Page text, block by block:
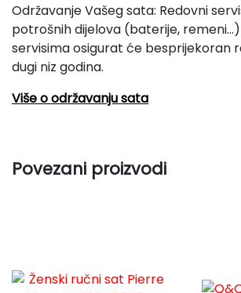
Održavanje Vašeg sata: Redovni
potrošnih dijelova (baterije,
servisima osigurat će besprijekoran
dugi niz godina.
Više o održavanju sata
Povezani proizvodi